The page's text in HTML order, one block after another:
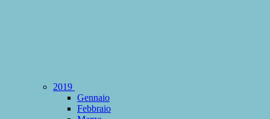
2019
Gennaio
Febbraio